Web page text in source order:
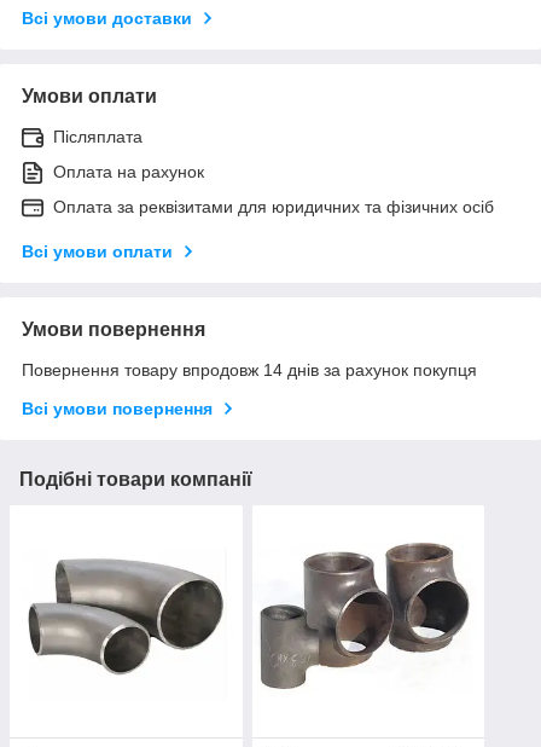
Всі умови доставки
Умови оплати
Післяплата
Оплата на рахунок
Оплата за реквізитами для юридичних та фізичних осіб
Всі умови оплати
Умови повернення
Повернення товару впродовж 14 днів за рахунок покупця
Всі умови повернення
Подібні товари компанії